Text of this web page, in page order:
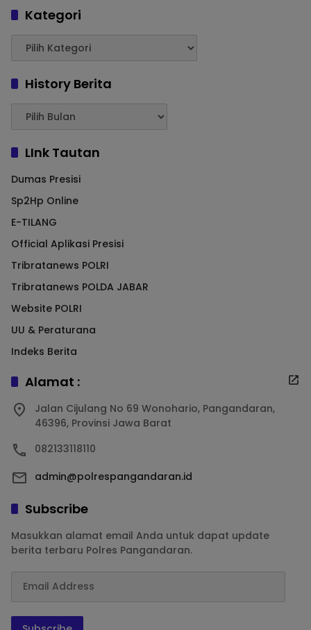
Kategori
History Berita
LInk Tautan
Dumas Presisi
Sp2Hp Online
E-TILANG
Official Aplikasi Presisi
Tribratanews POLRI
Tribratanews POLDA JABAR
Website POLRI
UU & Peraturana
Indeks Berita
Alamat :
Jalan Cijulang No 69 Wonohario, Pangandaran,
46396, Provinsi Jawa Barat
082133118110
admin@polrespangandaran.id
Subscribe
Masukkan alamat email Anda untuk dapat update
berita terbaru Polres Pangandaran.